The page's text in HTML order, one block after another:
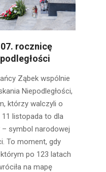
rocznicę
Ząbek wspólnie
Niepodległości,
którzy walczyli o
listopada to dla
symbol narodowej
To moment, gdy
po 123 latach
na mapę